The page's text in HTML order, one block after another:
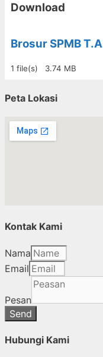
Download
Brosur SPMB
1 file(s) 3.74 MB
Peta Lokasi
Kontak Kami
Nama
Email
Pesan
Send
Hubungi Kami